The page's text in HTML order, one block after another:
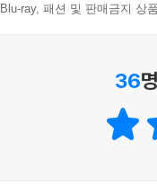
ray, 패션 및 판매금지 상
36